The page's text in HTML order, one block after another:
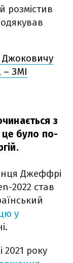
розмістив
Джоковичу
ЗМІ
з
це було по-
Джеффрі
2022 став
у
2021 року